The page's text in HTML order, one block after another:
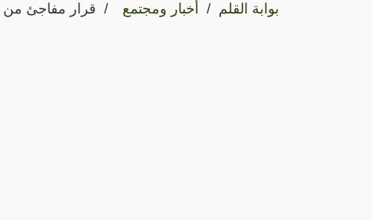
بوابة القلم أخبار ومجتمع قرار مفاجئ من